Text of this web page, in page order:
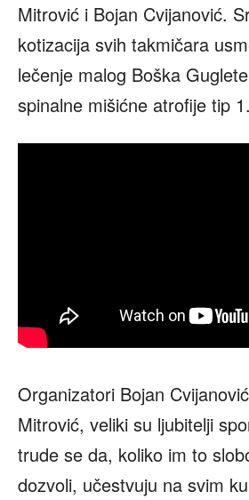
Mitrović i Bojan Cvijanović.
kotizacija svih takmičara
lečenje malog Boška
spinalne mišićne atrofije tip 1.
Organizatori Bojan
Mitrović, veliki su ljubitelji
trude se da, koliko im to
dozvoli, učestvuju na svim